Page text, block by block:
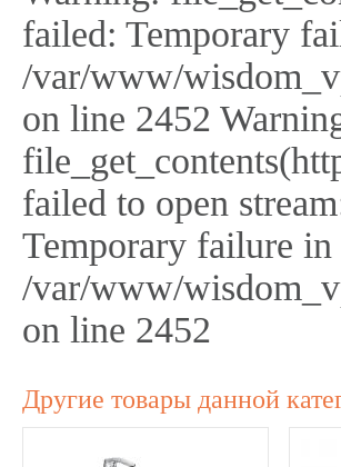
failed: Temporary
/var/www/
on line 2452
failed to open
Temporary failure
/var/www/
on line 2452
Другие товары данной